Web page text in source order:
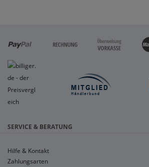
SERVICE & BERATUNG
Hilfe & Kontakt
Zahlungsarten